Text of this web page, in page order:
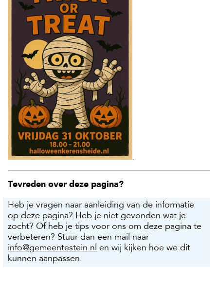
.
Tevreden over deze pagina?
Heb je vragen naar aanleiding van de informatie
op deze pagina? Heb je niet gevonden wat je
zocht? Of heb je tips voor ons om deze pagina te
verbeteren? Stuur dan een mail naar
info@gemeentestein.nl
en wij kijken hoe we dit
kunnen aanpassen.